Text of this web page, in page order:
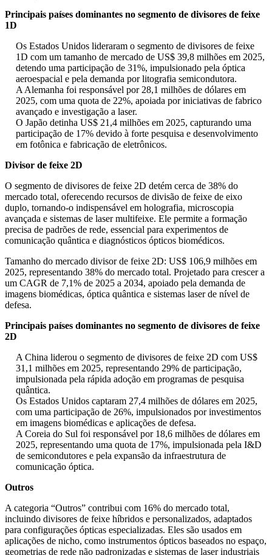
Principais países dominantes no segmento de divisores de feixe
1D
Os Estados Unidos lideraram o segmento de divisores de feixe
1D com um tamanho de mercado de US$ 39,8 milhões em 2025,
detendo uma participação de 31%, impulsionado pela óptica
aeroespacial e pela demanda por litografia semicondutora.
A Alemanha foi responsável por 28,1 milhões de dólares em
2025, com uma quota de 22%, apoiada por iniciativas de fabrico
avançado e investigação a laser.
O Japão detinha US$ 21,4 milhões em 2025, capturando uma
participação de 17% devido à forte pesquisa e desenvolvimento
em fotônica e fabricação de eletrônicos.
Divisor de feixe 2D
O segmento de divisores de feixe 2D detém cerca de 38% do
mercado total, oferecendo recursos de divisão de feixe de eixo
duplo, tornando-o indispensável em holografia, microscopia
avançada e sistemas de laser multifeixe. Ele permite a formação
precisa de padrões de rede, essencial para experimentos de
comunicação quântica e diagnósticos ópticos biomédicos.
Tamanho do mercado divisor de feixe 2D: US$ 106,9 milhões em
2025, representando 38% do mercado total. Projetado para crescer a
um CAGR de 7,1% de 2025 a 2034, apoiado pela demanda de
imagens biomédicas, óptica quântica e sistemas laser de nível de
defesa.
Principais países dominantes no segmento de divisores de feixe
2D
A China liderou o segmento de divisores de feixe 2D com US$
31,1 milhões em 2025, representando 29% de participação,
impulsionada pela rápida adoção em programas de pesquisa
quântica.
Os Estados Unidos captaram 27,4 milhões de dólares em 2025,
com uma participação de 26%, impulsionados por investimentos
em imagens biomédicas e aplicações de defesa.
A Coreia do Sul foi responsável por 18,6 milhões de dólares em
2025, representando uma quota de 17%, impulsionada pela I&D
de semicondutores e pela expansão da infraestrutura de
comunicação óptica.
Outros
A categoria “Outros” contribui com 16% do mercado total,
incluindo divisores de feixe híbridos e personalizados, adaptados
para configurações ópticas especializadas. Eles são usados ​​em
aplicações de nicho, como instrumentos ópticos baseados no espaço,
geometrias de rede não padronizadas e sistemas de laser industriais